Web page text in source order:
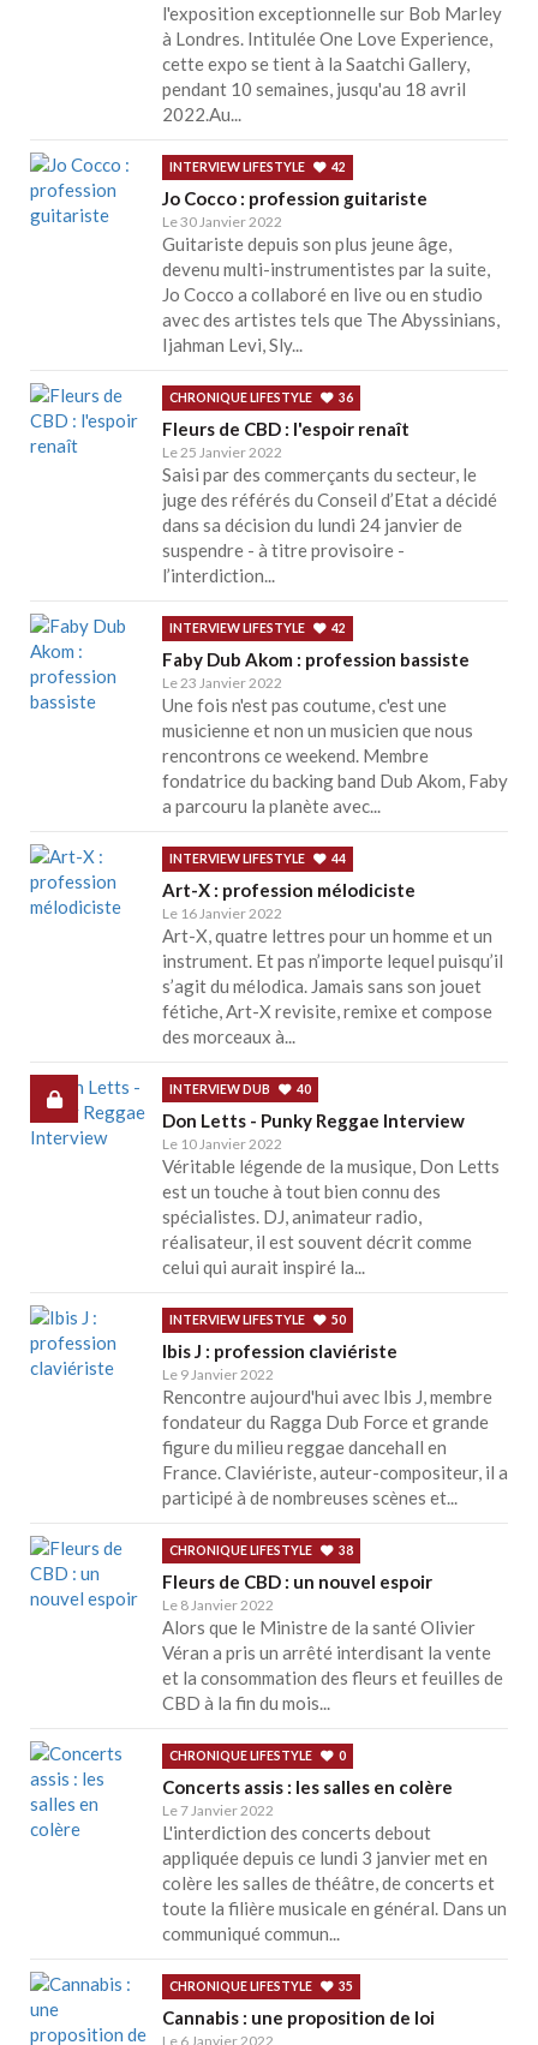
l'exposition exceptionnelle sur Bob Marley
à Londres. Intitulée One Love Experience,
cette expo se tient à la Saatchi Gallery,
pendant 10 semaines, jusqu'au 18 avril
2022.Au...
INTERVIEW LIFESTYLE 42
Jo Cocco : profession guitariste
Le 30 Janvier 2022
Guitariste depuis son plus jeune âge,
devenu multi-instrumentistes par la suite,
Jo Cocco a collaboré en live ou en studio
avec des artistes tels que The Abyssinians,
Ijahman Levi, Sly...
CHRONIQUE LIFESTYLE 36
Fleurs de CBD : l'espoir renaît
Le 25 Janvier 2022
Saisi par des commerçants du secteur, le
juge des référés du Conseil d’Etat a décidé
dans sa décision du lundi 24 janvier de
suspendre - à titre provisoire -
l’interdiction...
INTERVIEW LIFESTYLE 42
Faby Dub Akom : profession bassiste
Le 23 Janvier 2022
Une fois n'est pas coutume, c'est une
musicienne et non un musicien que nous
rencontrons ce weekend. Membre
fondatrice du backing band Dub Akom, Faby
a parcouru la planète avec...
INTERVIEW LIFESTYLE 44
Art-X : profession mélodiciste
Le 16 Janvier 2022
Art-X, quatre lettres pour un homme et un
instrument. Et pas n’importe lequel puisqu’il
s’agit du mélodica. Jamais sans son jouet
fétiche, Art-X revisite, remixe et compose
des morceaux à...
INTERVIEW DUB 40
Don Letts - Punky Reggae Interview
Le 10 Janvier 2022
Véritable légende de la musique, Don Letts
est un touche à tout bien connu des
spécialistes. DJ, animateur radio,
réalisateur, il est souvent décrit comme
celui qui aurait inspiré la...
INTERVIEW LIFESTYLE 50
Ibis J : profession claviériste
Le 9 Janvier 2022
Rencontre aujourd'hui avec Ibis J, membre
fondateur du Ragga Dub Force et grande
figure du milieu reggae dancehall en
France. Claviériste, auteur-compositeur, il a
participé à de nombreuses scènes et...
CHRONIQUE LIFESTYLE 38
Fleurs de CBD : un nouvel espoir
Le 8 Janvier 2022
Alors que le Ministre de la santé Olivier
Véran a pris un arrêté interdisant la vente
et la consommation des fleurs et feuilles de
CBD à la fin du mois...
CHRONIQUE LIFESTYLE 0
Concerts assis : les salles en colère
Le 7 Janvier 2022
L'interdiction des concerts debout
appliquée depuis ce lundi 3 janvier met en
colère les salles de théâtre, de concerts et
toute la filière musicale en général. Dans un
communiqué commun...
CHRONIQUE LIFESTYLE 35
Cannabis : une proposition de loi
Le 6 Janvier 2022